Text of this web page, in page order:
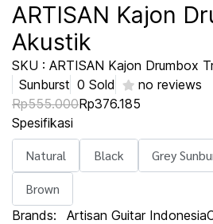
ARTISAN Kajon
Akustik
SKU : ARTISAN Kajon Drumbox
Sunburst 0 Sold
no reviews
Rp555.000Rp376.185
Spesifikasi
Natural Black Grey
Brown
Brands: Artisan Guitar Indonesia